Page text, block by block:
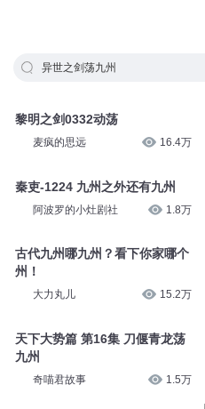
异世之剑荡九州
黎明之剑0332动荡
麦疯的思远 16.4万
秦吏-1224 九州之外还有九州
阿波罗的小灶剧社 1.8万
古代九州哪九州？看下你家哪个
州！
大力丸儿 15.2万
天下大势篇 第16集 刀偃青龙荡
九州
奇喵君故事 1.5万